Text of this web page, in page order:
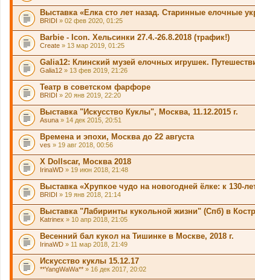
Выставка «Елка сто лет назад. Старинные елочные
BRIDI » 02 фев 2020, 01:25
Barbie - Icon. Хельсинки 27.4.-26.8.2018 (трафик!)
Create » 13 мар 2019, 01:25
Galia12: Клинский музей елочных игрушек.
Galia12 » 13 фев 2019, 21:26
Театр в советском фарфоре
BRIDI » 20 янв 2019, 22:20
Выставка "Искусство Куклы", Москва, 11.12.2015 г.
Asuna » 14 дек 2015, 20:51
Времена и эпохи, Москва до 22 августа
ves » 19 авг 2018, 00:56
X Dollscar, Москва 2018
IrinaWD » 19 июн 2018, 21:48
Выставка «Хрупкое чудо на новогодней ёлке: к 130-
BRIDI » 19 янв 2018, 21:14
Выставка "Лабиринты кукольной жизни" (Спб) в
Katrinex » 10 апр 2018, 21:05
Весенний бал кукол на Тишинке в Москве, 2018 г.
IrinaWD » 11 мар 2018, 21:49
Искусство куклы 15.12.17
**YangWaWa** » 16 дек 2017, 20:02